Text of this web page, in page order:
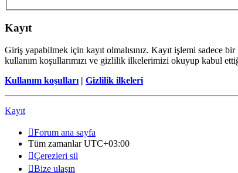
Kayıt
Giriş yapabilmek için kayıt olmalısınız. Kayıt işlemi sadece
kullanım koşullarımızı ve gizlilik ilkelerimizi okuyup kabul
Kullanım koşulları | Gizlilik ilkeleri
Kayıt
Forum ana sayfa
Tüm zamanlarUTC+03:00
Çerezleri sil
Bize ulaşın